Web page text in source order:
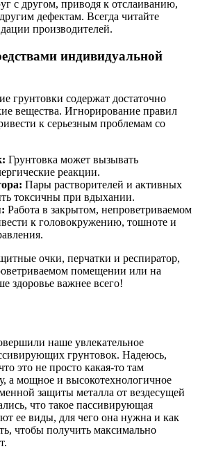
с другом, приводя к отслаиванию,
дефектам. Всегда читайте
производителей.
индивидуальной
грунтовки содержат достаточно
вещества. Игнорирование правил
к серьезным проблемам со
Грунтовка может вызывать
реакции.
Пары растворителей и активных
токсичны при вдыхании.
Работа в закрытом, непроветриваемом
к головокружению, тошноте и
очки, перчатки и респиратор,
помещении или на
здоровье важнее всего!
наше увлекательное
грунтовок. Надеюсь,
это не просто какая-то там
а мощное и высокотехнологичное
защиты металла от вездесущей
что такое пассивирующая
ее виды, для чего она нужна и как
чтобы получить максимально